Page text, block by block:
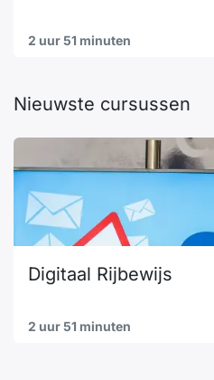
2 uur 51 minuten
Nieuwste cursussen
Digitaal Rijbewijs
2 uur 51 minuten